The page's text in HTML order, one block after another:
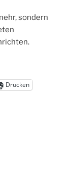
sondern
Drucken